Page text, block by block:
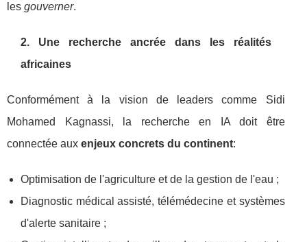
les gouverner.
2. Une recherche ancrée dans les réalités
africaines
Conformément à la vision de leaders comme Sidi
Mohamed Kagnassi, la recherche en IA doit être
connectée aux enjeux concrets du continent:
Optimisation de l'agriculture et de la gestion de l'eau ;
Diagnostic médical assisté, télémédecine et systèmes
d'alerte sanitaire ;